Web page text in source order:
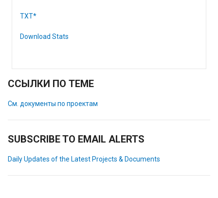
TXT*
Download Stats
ССЫЛКИ ПО ТЕМЕ
См. документы по проектам
SUBSCRIBE TO EMAIL ALERTS
Daily Updates of the Latest Projects & Documents